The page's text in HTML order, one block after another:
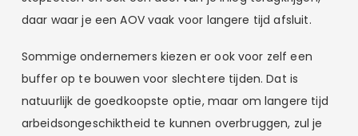
daar waar je een AOV vaak voor langere tijd afsluit.
Sommige ondernemers kiezen er ook voor zelf een
buffer op te bouwen voor slechtere tijden. Dat is
natuurlijk de goedkoopste optie, maar om langere tijd
arbeidsongeschiktheid te kunnen overbruggen, zul je